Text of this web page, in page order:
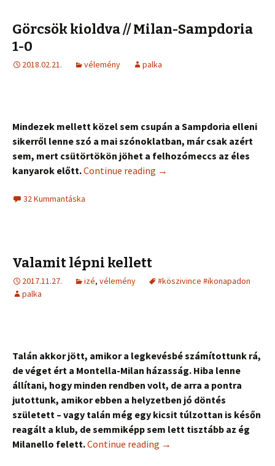
Görcsök kioldva // Milan-Sampdoria
1-0
2018.02.21. vélemény palka
Mindezek mellett közel sem csupán a Sampdoria elleni
sikerről lenne szó a mai szónoklatban, már csak azért
sem, mert csütörtökön jöhet a felhozómeccs az éles
kanyarok előtt.Continue reading →
32 Kummantáska
Valamit lépni kellett
2017.11.27. izé, vélemény
#köszivince #ikonapadon
palka
Talán akkor jött, amikor a legkevésbé számítottunk rá,
de véget ért a Montella-Milan házasság. Hiba lenne
állítani, hogy minden rendben volt, de arra a pontra
jutottunk, amikor ebben a helyzetben jó döntés
született – vagy talán még egy kicsit túlzottan is későn
reagált a klub, de semmiképp sem lett tisztább az ég
Milanello felett.Continue reading →